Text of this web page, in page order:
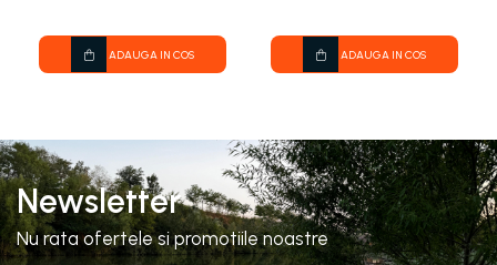
ADAUGA IN COS ADAUGA IN COS
Newsletter
Nu rata ofertele si promotiile noastre